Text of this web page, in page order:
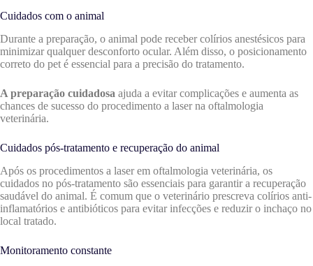
Cuidados com o animal
Durante a preparação, o animal pode receber colírios anestésicos para
minimizar qualquer desconforto ocular. Além disso, o posicionamento
correto do pet é essencial para a precisão do tratamento.
A preparação cuidadosa ajuda a evitar complicações e aumenta as
chances de sucesso do procedimento a laser na oftalmologia
veterinária.
Cuidados pós-tratamento e recuperação do animal
Após os procedimentos a laser em oftalmologia veterinária, os
cuidados no pós-tratamento são essenciais para garantir a recuperação
saudável do animal. É comum que o veterinário prescreva colírios anti-
inflamatórios e antibióticos para evitar infecções e reduzir o inchaço no
local tratado.
Monitoramento constante